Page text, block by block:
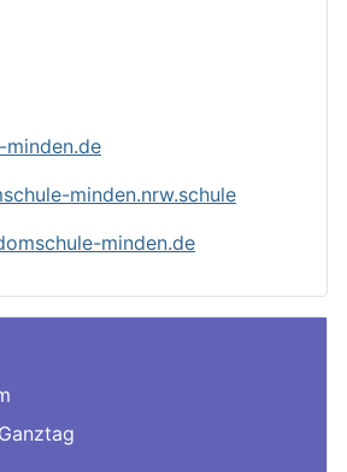
minden.de
minden.nrw.schule
minden.de